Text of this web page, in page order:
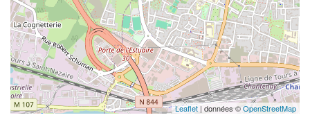
Leaflet | données ©OpenStreetMap